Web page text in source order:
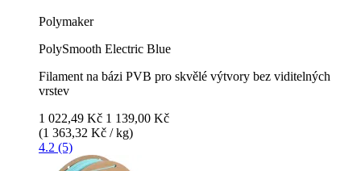
Polymaker
PolySmooth Electric Blue
Filament na bázi PVB pro skvělé výtvory bez viditelných
vrstev
1 022,49 Kč 1 139,00 Kč
(1 363,32 Kč / kg)
4.2 (5)